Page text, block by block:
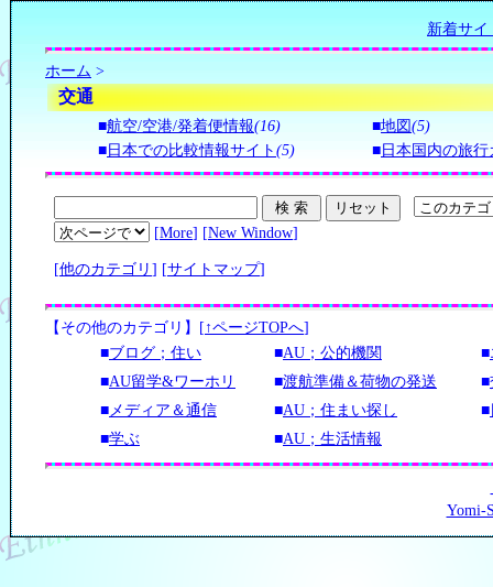
新着サイ
ホーム >
交通
■航空/空港/発着便情報(16) ■地図(5)
■ 日本での比較情報サイト (5) ■ 日本国内の旅行
[More] [New Window]
[他のカテゴリ ] [サイトマップ]
【その他のカテゴリ】 [ ↑ページTOPへ]
■ブログ；住い ■AU；公的機関 ■
■AU留学&ワーホリ ■渡航準備＆荷物の発送 ■
■メディア＆通信 ■AU；住まい探し ■
■学ぶ ■AU；生活情報
Yomi-